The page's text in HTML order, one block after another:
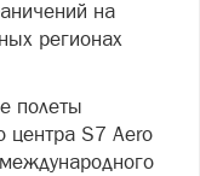
на
регионах
полеты
центра S7 Aero